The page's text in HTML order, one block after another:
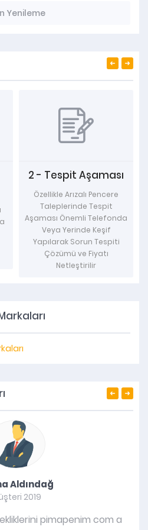
Yenileme
2 - Tespit Aşaması
Özellikle Arızalı Pencere
Taleplerinde Tespit
Aşaması Önemli Telefonda
Veya Yerinde Keşif
Yapılarak Sorun Tespiti
Çözümü ve Fiyatı
Netleştirilir
Aldındağ
2019
pimapenim com a